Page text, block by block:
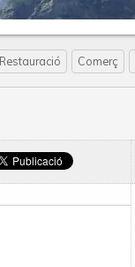
Restauració Comerç